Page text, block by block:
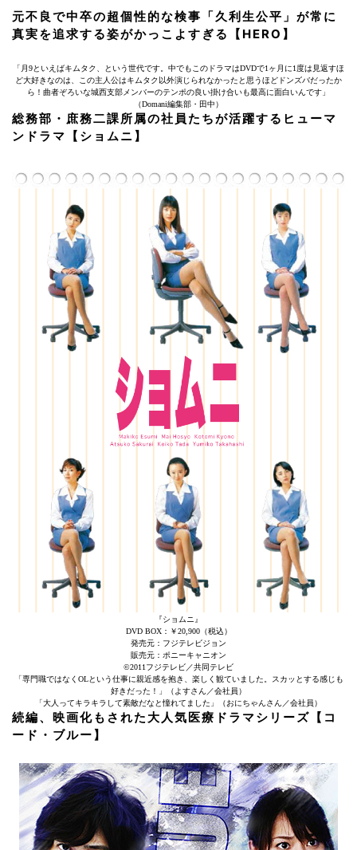
元不良で中卒の超個性的な検事「久利生公平」が常に
真実を追求する姿がかっこよすぎる【HERO】
「月9といえばキムタク、という世代です。中でもこのドラマはDVDで1ヶ月に1度は見返すほ
ど大好きなのは、この主人公はキムタク以外演じられなかったと思うほどドンズバだったか
ら！曲者ぞろいな城西支部メンバーのテンポの良い掛け合いも最高に面白いんです」
（Domani編集部・田中）
総務部・庶務二課所属の社員たちが活躍するヒューマ
ンドラマ【ショムニ】
『ショムニ』
DVD BOX：￥20,900（税込）
発売元：フジテレビジョン
販売元：ポニーキャニオン
©2011フジテレビ／共同テレビ
「専門職ではなくOLという仕事に親近感を抱き、楽しく観ていました。スカッとする感じも
好きだった！」（よすさん／会社員）
「大人ってキラキラして素敵だなと憧れてました」（おにちゃんさん／会社員）
続編、映画化もされた大人気医療ドラマシリーズ【コ
ード・ブルー】